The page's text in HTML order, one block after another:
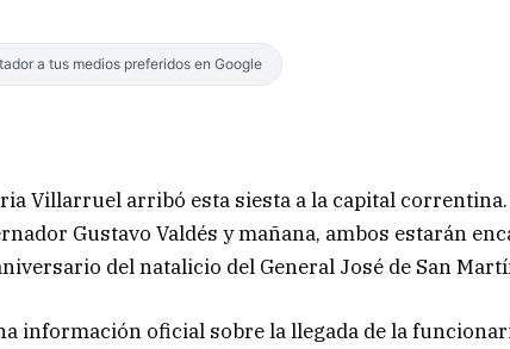
a tus medios preferidos en Google
Villarruel arribó esta siesta a la capital
Gustavo Valdés y mañana, ambos estarán
del natalicio del General José de San
información oficial sobre la llegada de la